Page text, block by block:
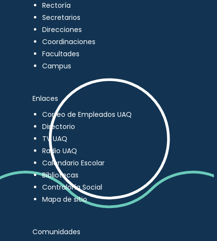
Rectoría
Secretarios
Direcciones
Coordinaciones
Facultades
Campus
Enlaces
Correo de Empleados UAQ
Directorio
TV UAQ
Radio UAQ
Calendario Escolar
Bibliotecas
Contraloría Social
Mapa de sitio
Comunidades